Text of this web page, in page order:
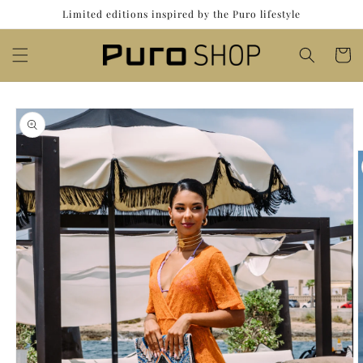
passer
au
contenu
Limited editions inspired by the Puro lifestyle
Panier
Passer aux
informations
produits